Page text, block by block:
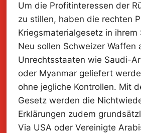
jetzt
Um die Profitinteressen der
zu stillen, haben die rechten
Kriegsmaterialgesetz in ihrem
Neu sollen Schweizer Waffen
Unrechtsstaaten wie Saudi-
oder Myanmar geliefert
ohne jegliche Kontrollen. Mit
Gesetz werden die
Erklärungen zudem
Via USA oder Vereinigte